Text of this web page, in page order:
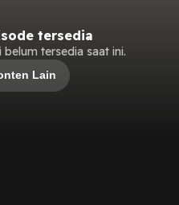
tersedia
tersedia saat ini.
Lain